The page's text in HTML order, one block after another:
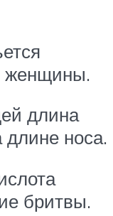
женщины.
длина
носа.
бритвы.